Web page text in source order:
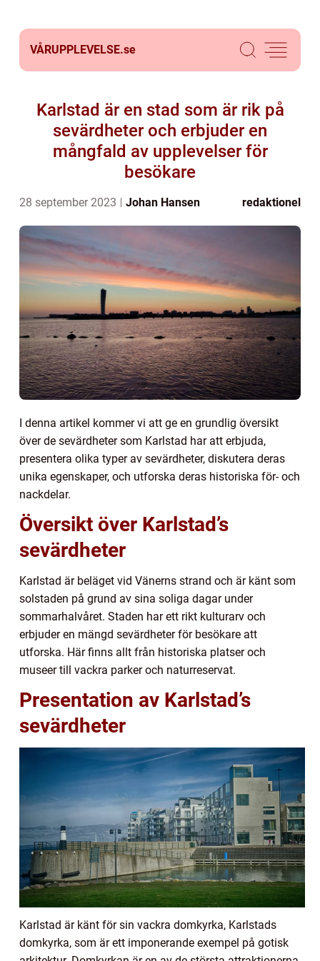
VÅRUPPLEVELSE.se
Karlstad är en stad som är rik på
sevärdheter och erbjuder en
mångfald av upplevelser för
besökare
28 september 2023 Johan Hansen redaktionel
I denna artikel kommer vi att ge en grundlig översikt
över de sevärdheter som Karlstad har att erbjuda,
presentera olika typer av sevärdheter, diskutera deras
unika egenskaper, och utforska deras historiska för- och
nackdelar.
Översikt över Karlstad’s
sevärdheter
Karlstad är beläget vid Vänerns strand och är känt som
solstaden på grund av sina soliga dagar under
sommarhalvåret. Staden har ett rikt kulturarv och
erbjuder en mängd sevärdheter för besökare att
utforska. Här finns allt från historiska platser och
museer till vackra parker och naturreservat.
Presentation av Karlstad’s
sevärdheter
Karlstad är känt för sin vackra domkyrka, Karlstads
domkyrka, som är ett imponerande exempel på gotisk